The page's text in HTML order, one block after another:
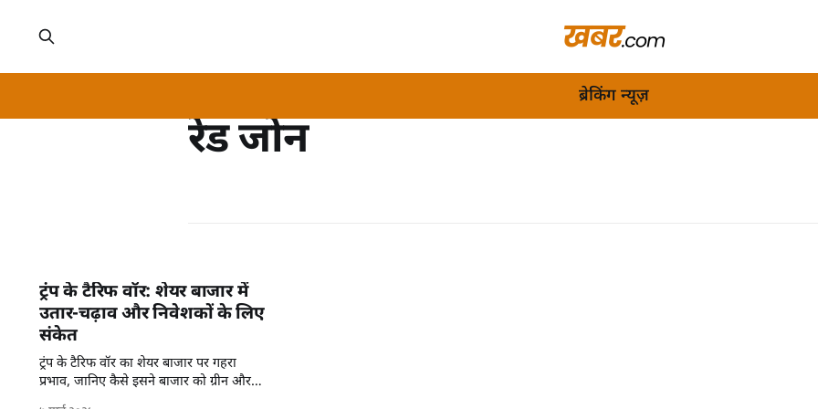
ब्रेकिंग न्यूज़
रेड जोन
ट्रंप के टैरिफ वॉर: शेयर बाजार में
उतार-चढ़ाव और निवेशकों के लिए
संकेत
ट्रंप के टैरिफ वॉर का शेयर बाजार पर गहरा
प्रभाव, जानिए कैसे इसने बाजार को ग्रीन और
रेड जोन में पहुंचाया।